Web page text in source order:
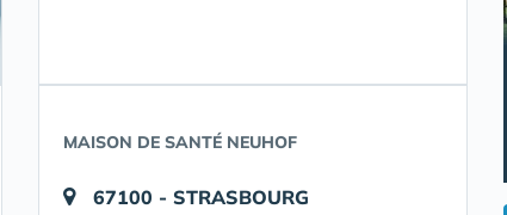
MAISON DE SANTÉ NEUHOF
67100 - STRASBOURG